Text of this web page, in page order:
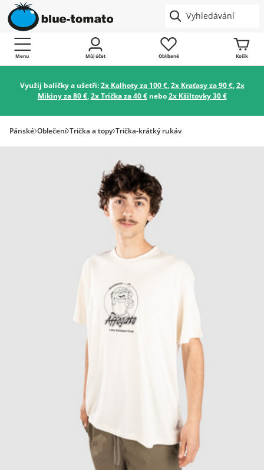
Menu Můj účet Oblíbené Košík
Využij balíčky a ušetři:2x Kalhoty za 100 €,2x Kraťasy za 90 €,2x
Mikiny za 80 €,2x Trička za 40 €nebo2x Kšiltovky 30 €
Pánské Oblečení Trička a topy Trička-krátký rukáv